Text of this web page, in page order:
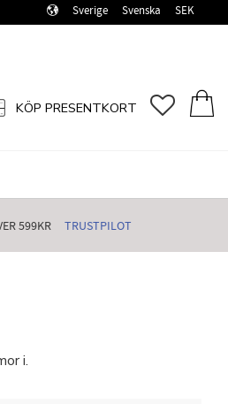
Sverige Svenska SEK
KÖP PRESENTKORT
599KR️ TRUSTPILOT
i.